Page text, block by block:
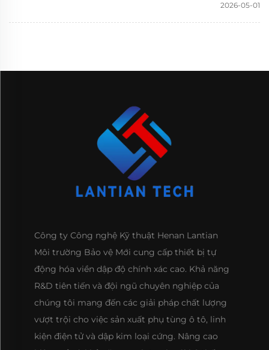
2026-05-01
Công ty Công nghệ Kỹ thuật Henan Lantian
Môi trường Bảo vệ Mới cung cấp thiết bị tự
động hóa viền dập độ chính xác cao. Khả năng
R&D tiên tiến và đội ngũ chuyên nghiệp của
chúng tôi mang đến các giải pháp chất lượng
vượt trội cho việc sản xuất phụ tùng ô tô, linh
kiện điện tử và dập kim loại cứng. Nâng cao